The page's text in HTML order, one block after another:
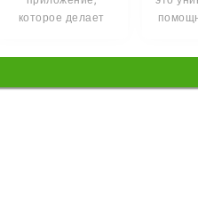
которое делает